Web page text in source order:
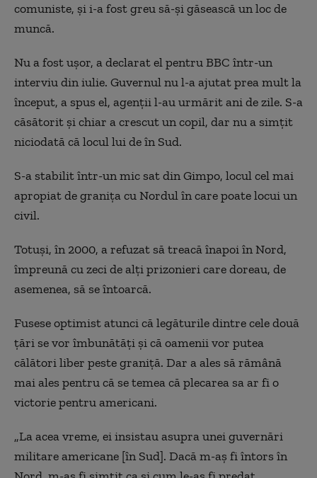
comuniste, și i-a fost greu să-și găsească un loc de
muncă.
Nu a fost ușor, a declarat el pentru BBC într-un
interviu din iulie. Guvernul nu l-a ajutat prea mult la
început, a spus el, agenții l-au urmărit ani de zile. S-a
căsătorit și chiar a crescut un copil, dar nu a simțit
niciodată că locul lui de în Sud.
S-a stabilit într-un mic sat din Gimpo, locul cel mai
apropiat de granița cu Nordul în care poate locui un
civil.
Totuși, în 2000, a refuzat să treacă înapoi în Nord,
împreună cu zeci de alți prizonieri care doreau, de
asemenea, să se întoarcă.
Fusese optimist atunci că legăturile dintre cele două
țări se vor îmbunătăți și că oamenii vor putea
călători liber peste graniță. Dar a ales să rămână
mai ales pentru că se temea că plecarea sa ar fi o
victorie pentru americani.
„La acea vreme, ei insistau asupra unei guvernări
militare americane [în Sud]. Dacă m-aș fi întors în